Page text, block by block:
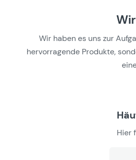
Wir haben es uns zur
hervorragende Produkte,
Hier